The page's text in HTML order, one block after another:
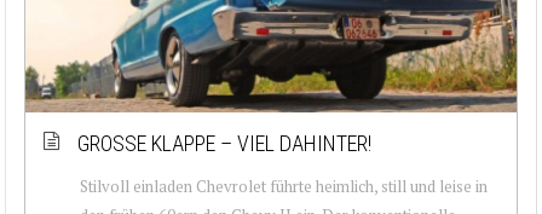
GROSSE KLAPPE – VIEL DAHINTER!
Stilvoll einladen Chevrolet führte heimlich, still und leise in